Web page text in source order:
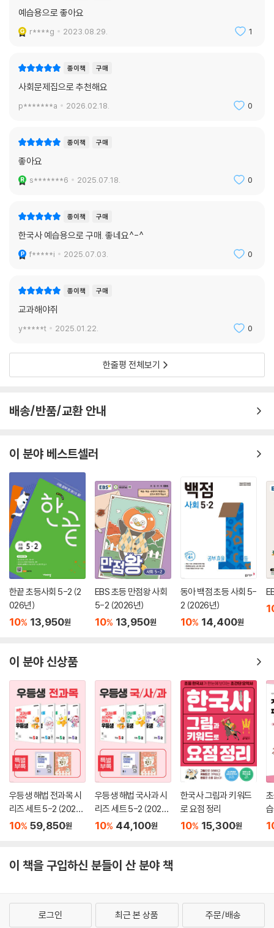
예습용으로 좋아요
r****g 2023.08.29. 1
종이책 구매
사회문제집으로 추천해요
p*******a 2026.02.18. 0
종이책 구매
좋아요
s*******6 2025.07.18. 0
종이책 구매
한국사 예습용으로 구매. 좋네요^-^
f*****i 2025.07.03. 0
종이책 구매
교과해야쥐
y*****t 2025.01.22. 0
한줄평 전체보기
배송/반품/교환 안내
이 분야 베스트셀러
한끝 초등사회 5-2 (2
026년)
10% 13,950원
EBS 초등 만점왕 사회
5-2 (2026년)
10% 13,950원
동아 백점 초등 사회 5-
2 (2026년)
10% 14,400원
이 분야 신상품
우등생 해법 전과목 시
리즈 세트 5-2 (2026
년)
10% 59,850원
우등생 해법 국사과 시
리즈 세트 5-2 (2026
년)
10% 44,100원
한국사 그림과 키워드
로 요점 정리
10% 15,300원
이 책을 구입하신 분들이 산 분야 책
로그인 최근 본 상품 주문/배송